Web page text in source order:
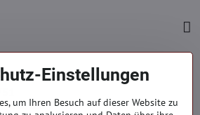
15:00 hod.
Einstellungen
um Ihren Besuch auf dieser Website zu